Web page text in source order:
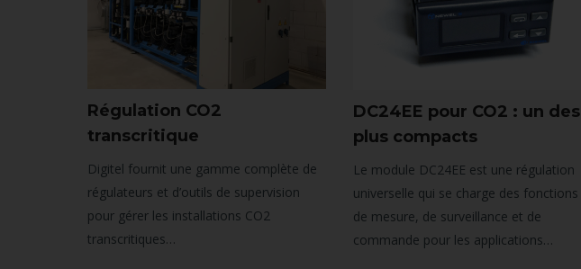
Régulation CO2
transcritique
Digitel fournit une gamme complète de
régulateurs et d’outils de supervision
pour gérer les installations CO2
transcritiques…
DC24EE pour CO2 : un des
plus compacts
Le module DC24EE est une régulation
universelle qui se charge des fonctions
de mesure, de surveillance et de
commande pour les applications…